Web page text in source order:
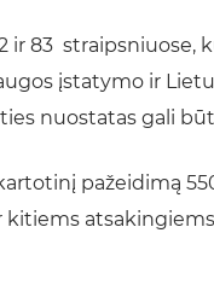
ir 83 straipsniuose,
įstatymo ir
nuostatas gali
pažeidimą